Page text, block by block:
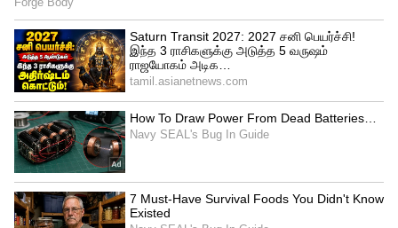
ஆதார் எண், வங்கிக் கணக்கு மற்றும் பிற
விவரங்கள் சரியாக இணைக்கப்பட்டிருப்பது
மிகவும் அவசியம். மேலும்,
விண்ணப்பத்தில் ஏதேனும் பிழைகள்
இருந்தால் அல்லது ஆவணங்களில்
முரண்பாடுகள் இருந்தால், தொகை
வருவதில் தாமதம் ஏற்பட வாய்ப்புள்ளது.